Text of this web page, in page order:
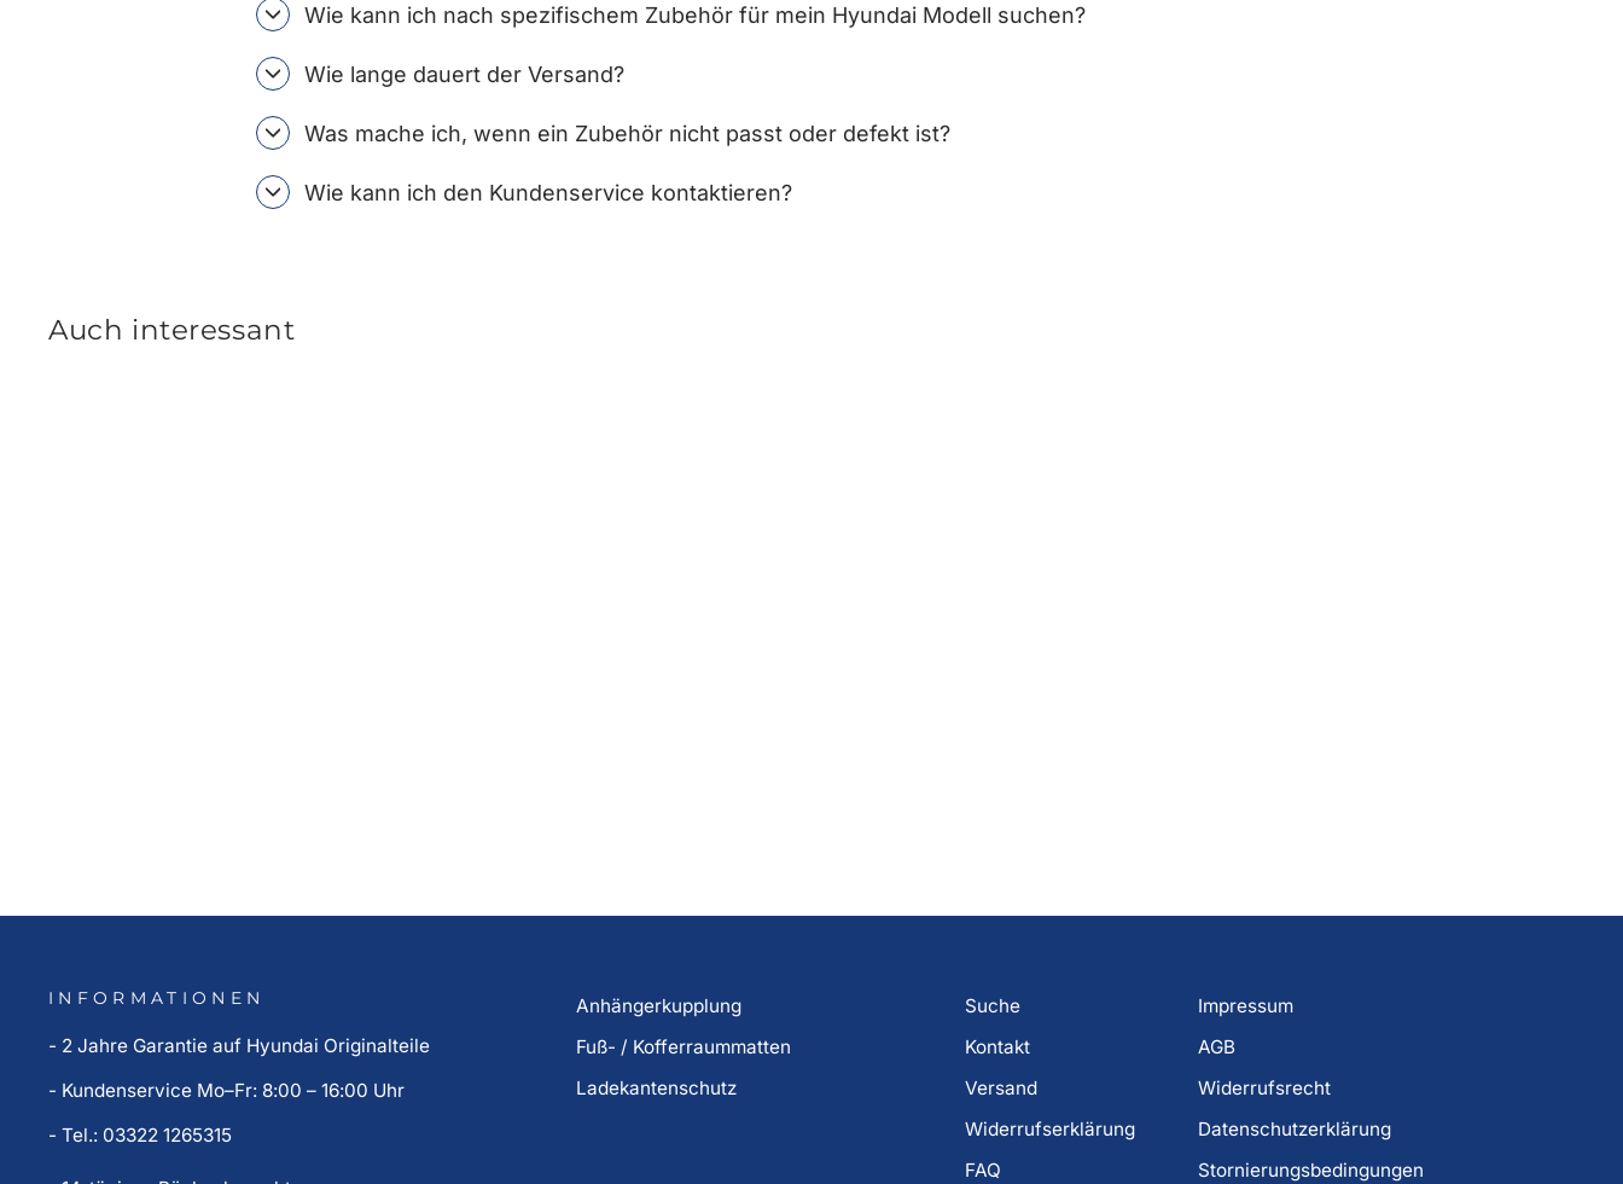
Wie kann ich nach spezifischem Zubehör für mein Hyundai Modell suchen?
Wie lange dauert der Versand?
Was mache ich, wenn ein Zubehör nicht passt oder defekt ist?
Wie kann ich den Kundenservice kontaktieren?
Auch interessant
INFORMATIONEN
- 2 Jahre Garantie auf Hyundai Originalteile
- Kundenservice Mo–Fr: 8:00 – 16:00 Uhr
- Tel.: 03322 1265315
Anhängerkupplung
Fuß- / Kofferraummatten
Ladekantenschutz
Suche
Kontakt
Versand
Widerrufserklärung
FAQ
Impressum
AGB
Widerrufsrecht
Datenschutzerklärung
Stornierungsbedingungen